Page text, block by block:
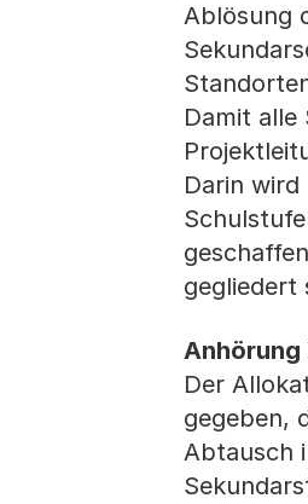
Ablösung
Damit
Darin
gegliedert
Anhörung
Der
gegeben,
Abtausch